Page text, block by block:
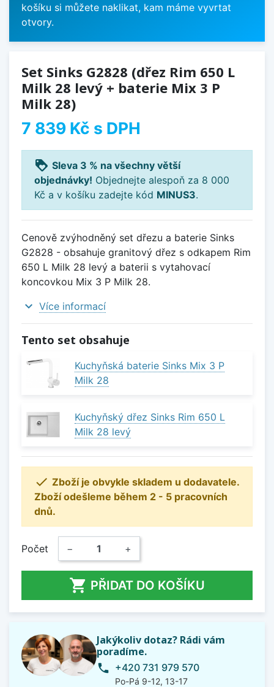
košíku si můžete naklikat, kam máme vyvrtat
otvory.
Set Sinks G2828 (dřez Rim 650 L
Milk 28 levý + baterie Mix 3 P
Milk 28)
7 839 Kč s DPH
loyalty Sleva 3 % na všechny větší
objednávky! Objednejte alespoň za 8 000
Kč a v košíku zadejte kód MINUS3.
Cenově zvýhodněný set dřezu a baterie Sinks
G2828 - obsahuje granitový dřez s odkapem Rim
650 L Milk 28 levý a baterii s vytahovací
koncovkou Mix 3 P Milk 28.
expand_more Více informací
Tento set obsahuje
Kuchyňská baterie Sinks Mix 3 P
Milk 28
Kuchyňský dřez Sinks Rim 650 L
Milk 28 levý
 Zboží je obvykle skladem u dodavatele.
Zboží odešleme během 2 - 5 pracovních
dnů.
Počet − +
 PŘIDAT DO KOŠÍKU
Jakýkoliv dotaz? Rádi vám
poradíme.
phone +420 731 979 570
Po-Pá 9-12, 13-17